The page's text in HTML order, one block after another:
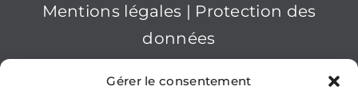
Gérer le consentement
Mentions légales | Protection des
données
2025nanopool GmbH